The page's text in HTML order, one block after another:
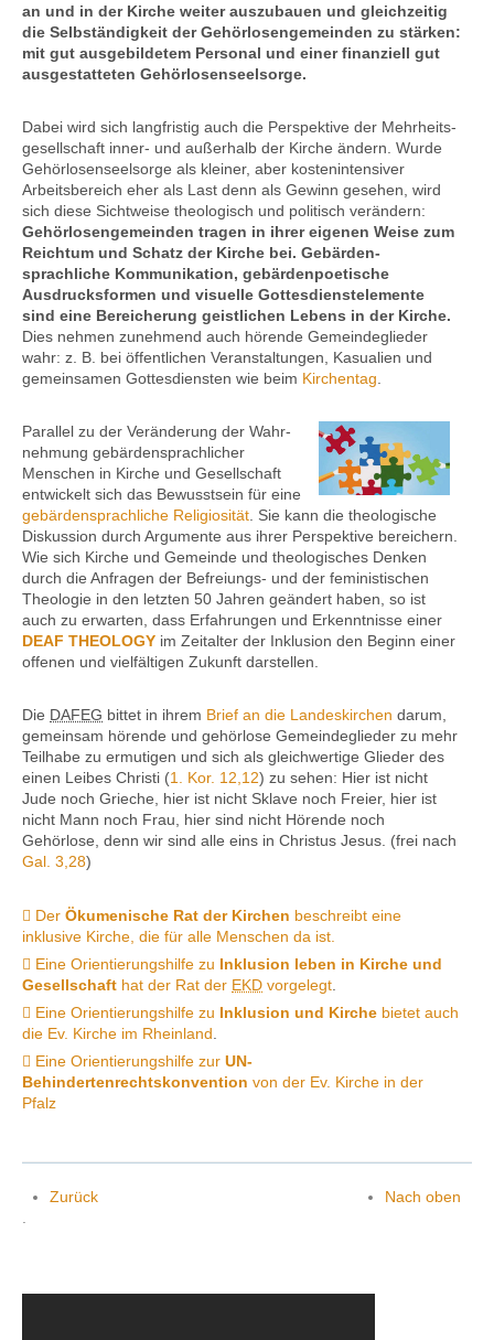
an und in der Kirche weiter auszubauen und gleichzeitig
die Selbständig­keit der Gehörlosen­gemeinden zu stärken:
mit gut ausgebil­detem Personal und einer finanziell gut
ausge­statteten Gehörlosen­seelsorge.
Dabei wird sich langfristig auch die Perspektive der Mehrheits­
gesellschaft inner- und außerhalb der Kirche ändern. Wurde
Gehörlosen­seelsorge als kleiner, aber kosten­­intensiver
Arbeits­­bereich eher als Last denn als Gewinn gesehen, wird
sich diese Sicht­weise theologisch und politisch verändern:
Gehörlosen­gemeinden tragen in ihrer eigenen Weise zum
Reichtum und Schatz der Kirche bei. Gebärden­
sprachliche Kommuni­­kation, gebärde­n­poetische
Ausdrucks­­formen und visuelle Gottes­­dienst­­elemente
sind eine Bereicherung geistlichen Lebens in der Kirche.
Dies nehmen zunehmend auch hörende Gemeinde­glieder
wahr: z. B. bei öffent­lichen Veran­­staltungen, Kasualien und
gemeinsamen Gottes­diensten wie beim Kirchentag
Parallel zu der Veränderung der Wahr­
nehmung gebärden­sprachlicher
Menschen in Kirche und Gesellschaft
entwickelt sich das Bewusst­sein für eine
gebärdensprachliche Religiosität . Sie kann die theolo­gische
Diskussion durch Argumente aus ihrer Perspektive bereichern.
Wie sich Kirche und Gemeinde und theologisches Denken
durch die Anfragen der Befreiungs- und der feministischen
Theologie in den letzten 50 Jahren geändert haben, so ist
auch zu erwarten, dass Erfahrungen und Erkennt­nisse einer
DEAF THEOLOGY im Zeitalter der Inklusion den Beginn einer
offenen und vielfältigen Zukunft darstellen.
Die DAFEG bittet in ihrem Brief an die Landes­kirchen darum,
gemeinsam hörende und gehörlose Gemeinde­glieder zu mehr
Teilhabe zu ermutigen und sich als gleichwertige Glieder des
einen Leibes Christi (1. Kor. 12,12) zu sehen: Hier ist nicht
Jude noch Grieche, hier ist nicht Sklave noch Freier, hier ist
nicht Mann noch Frau, hier sind nicht Hörende noch
Gehörlose, denn wir sind alle eins in Christus Jesus. (frei nach
Gal. 3,28)
Der Ökumenische Rat der Kirchen beschreibt eine
inklusive Kirche, die für alle Menschen da ist.
Eine Orientierungshilfe zu Inklusion leben in Kirche und
Gesellschaft hat der Rat der EKD vorgelegt
Eine Orientierungshilfe zu Inklusion und Kirche bietet auch
die Ev. Kirche im Rheinland
Eine Orientierungshilfe zur UN-
Behindertenrechtskonvention von der Ev. Kirche in der
Pfalz
Zurück
Nach oben